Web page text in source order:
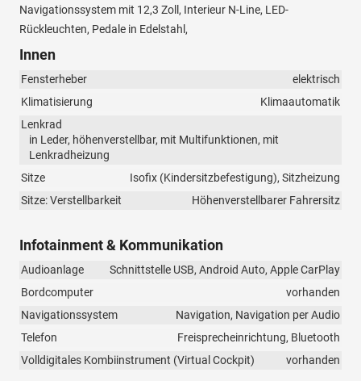
Navigationssystem mit 12,3 Zoll, Interieur N-Line, LED-
Rückleuchten, Pedale in Edelstahl,
Innen
Fensterheber
elektrisch
Klimatisierung
Klimaautomatik
Lenkrad
in Leder, höhenverstellbar, mit Multifunktionen, mit
Lenkradheizung
Sitze
Isofix (Kindersitzbefestigung), Sitzheizung
Sitze: Verstellbarkeit
Höhenverstellbarer Fahrersitz
Infotainment & Kommunikation
Audioanlage
Schnittstelle USB, Android Auto, Apple CarPlay
Bordcomputer
vorhanden
Navigationssystem
Navigation, Navigation per Audio
Telefon
Freisprecheinrichtung, Bluetooth
Volldigitales Kombiinstrument (Virtual Cockpit)
vorhanden